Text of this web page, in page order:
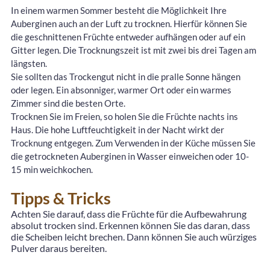
In einem warmen Sommer besteht die Möglichkeit Ihre
Auberginen auch an der Luft zu trocknen. Hierfür können Sie
die geschnittenen Früchte entweder aufhängen oder auf ein
Gitter legen. Die Trocknungszeit ist mit zwei bis drei Tagen am
längsten.
Sie sollten das Trockengut nicht in die pralle Sonne hängen
oder legen. Ein absonniger, warmer Ort oder ein warmes
Zimmer sind die besten Orte.
Trocknen Sie im Freien, so holen Sie die Früchte nachts ins
Haus. Die hohe Luftfeuchtigkeit in der Nacht wirkt der
Trocknung entgegen. Zum Verwenden in der Küche müssen Sie
die getrockneten Auberginen in Wasser einweichen oder 10-
15 min weichkochen.
Tipps & Tricks
Achten Sie darauf, dass die Früchte für die Aufbewahrung
absolut trocken sind. Erkennen können Sie das daran, dass
die Scheiben leicht brechen. Dann können Sie auch würziges
Pulver daraus bereiten.